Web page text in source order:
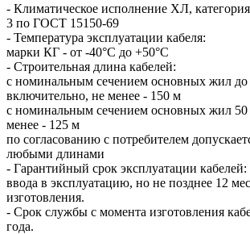
- Климатическое исполнение ХЛ,
3 по ГОСТ 15150-69
- Температура эксплуатации кабеля:
марки КГ - от -40°С до +50°С
- Строительная длина кабелей:
с номинальным сечением основных жил
включительно, не менее - 150 м
с номинальным сечением основных жил
менее - 125 м
по согласованию с потребителем
любыми длинами
- Гарантийный срок эксплуатации кабелей:
ввода в эксплуатацию, но не позднее 12
изготовления.
- Срок службы с момента изготовления
года.